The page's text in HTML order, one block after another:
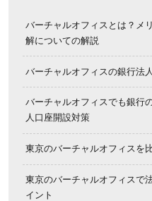
バーチャルオフィスとは？メ
解についての解説
バーチャルオフィスの銀行法
バーチャルオフィスでも銀行
人口座開設対策
東京のバーチャルオフィスを
東京のバーチャルオフィスで
イント